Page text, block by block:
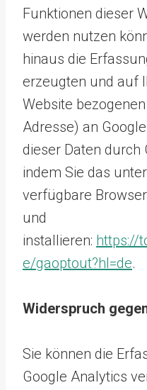
Funktionen dieser
werden nutzen
hinaus die
erzeugten und auf
Website
Adresse) an
dieser Daten durch
indem Sie das
verfügbare
und
installieren: https://
e/gaoptout?hl=de.
Widerspruch
Sie können die
Google Analytics